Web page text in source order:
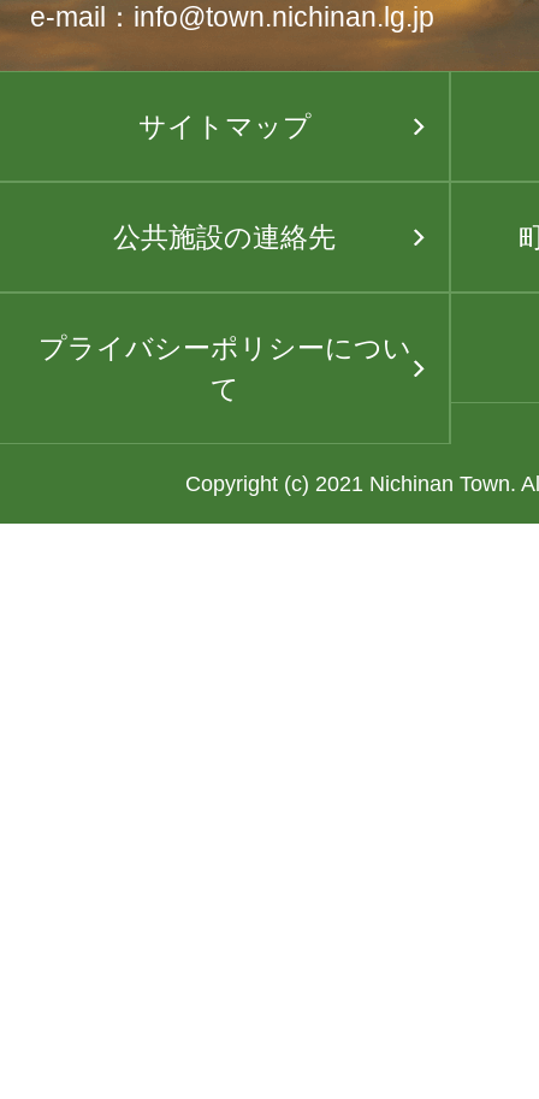
e-mail：info@town.nichinan.lg.jp
サイトマップ
公共施設の連絡先
プライバシーポリシーについ
て
Copyright (c) 2021 Nichinan Town.